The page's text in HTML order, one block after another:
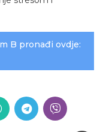
B pronađi ovdje: